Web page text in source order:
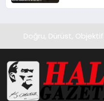
Doğru, Dürüst,